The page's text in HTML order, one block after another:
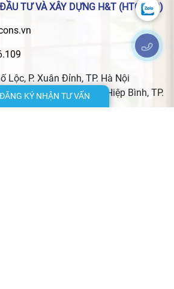
TƯ VÀ XÂY DỰNG H&T (HTCONS)
Lộc, P. Xuân Đỉnh, TP. Hà Nội
13, KĐT Vạn Phúc, P. Hiệp Bình, TP.
ĐĂNG KÝ NHẬN TƯ VẤN